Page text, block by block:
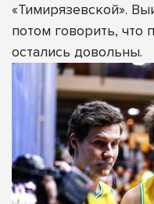
«Тимирязевской».
потом говорить, что
остались довольны.